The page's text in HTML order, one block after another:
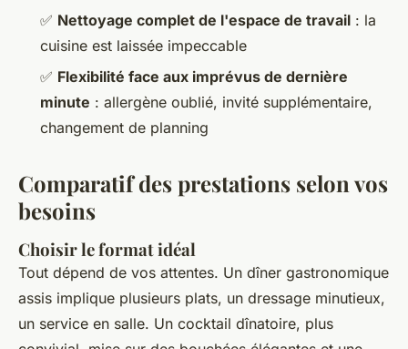
✅ Nettoyage complet de l'espace de travail : la
cuisine est laissée impeccable
✅ Flexibilité face aux imprévus de dernière
minute : allergène oublié, invité supplémentaire,
changement de planning
Comparatif des prestations selon vos
besoins
Choisir le format idéal
Tout dépend de vos attentes. Un dîner gastronomique
assis implique plusieurs plats, un dressage minutieux,
un service en salle. Un cocktail dînatoire, plus